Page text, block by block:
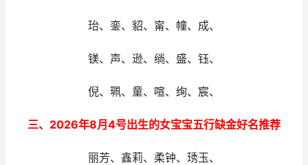
珆、銮、貂、甯、幢、成、
镁、声、逊、绱、盛、钰、
倪、珮、童、喧、绚、宸、
三、2026年8月4号出生的女宝宝五行缺金好名推荐
丽芳、鑫莉、柔钟、琇玉、